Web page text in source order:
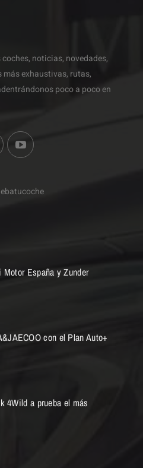
noticias, novedades,
exhaustivas, rutas,
poco a poco en
España y Zunder
con el Plan Auto+
4Wild a prueba el más